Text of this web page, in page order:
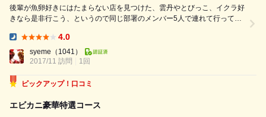
後輩が魚卵好きにはたまらない店を見つけた、雲丹やとびっこ、イクラ好
きなら是非行こう、というので同じ部署のメンバー5人で連れて行っても
手に3分程歩いたところにあります。 予約名を告げると2階のテーブル席
へ案内されましたが1階も2階も席は狭めです。 コートの季節のときは荷
4.0
syeme （1041）
2017/11 訪問
1回
ピックアップ！口コミ
エビカニ豪華特選コース